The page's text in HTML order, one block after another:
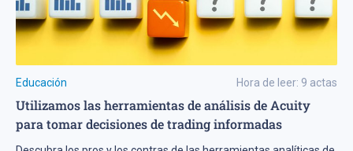
Educación Hora de leer: 9 actas
Utilizamos las herramientas de análisis de Acuity
para tomar decisiones de trading informadas